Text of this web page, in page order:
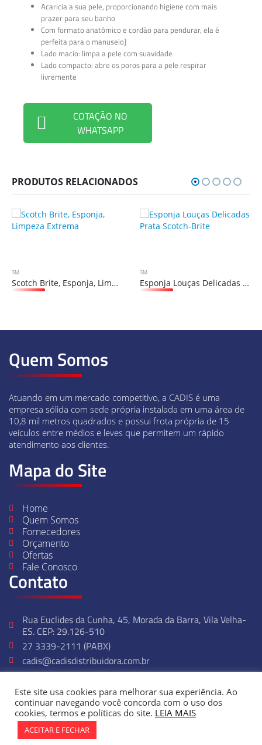
Acaricia a sua pele, proporcionando higiene com mais
prazer para seu banho
Com formato anatômico e cordão para pendurar, ela é
perfeita para o manuseio]
Lado macio: limpa a pele com suavidade
Lado compacto: abre os poros para a pele respirar
livremente
COTAÇÃO NO
WHATSAPP
PRODUTOS RELACIONADOS
3M
Scotch Brite, Esponja, Limpeza Extrema
3M
Esponja Louças Delicadas Prata Scotch-Brite
Quem Somos
Atuando em um mercado competitivo, a CADIS é uma
empresa sólida com sede própria instalada em uma área de
10,8 mil metros quadrados e possui frota própria de 15
veículos entre médios e leves que permitem um rápido
atendimento aos clientes.
Mapa do Site
Home
Quem Somos
Fornecedores
Orçamento
Ofertas
Fale Conosco
Contato
Rua Euclides da Cunha, 45, Morada da Barra, Vila Velha-
ES. CEP: 29.126-510
27 3339-2111 (PABX)
cadis@cadisdistribuidora.com.br
27 99237-2314
Seg - Sexta: 07:00 ás 17:00
© Cadis Distribuidora – Copyright 2024. Todos os direitos reservados
Este site usa cookies para melhorar sua experiência. Ao
continuar navegando você concorda com o uso dos
cookies, termos e políticas do site. LEIA MAIS
ACEITAR E FECHAR